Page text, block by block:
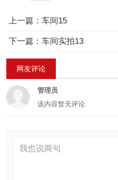
上一篇：车间15
下一篇：车间实拍13
网友评论
管理员
该内容暂无评论